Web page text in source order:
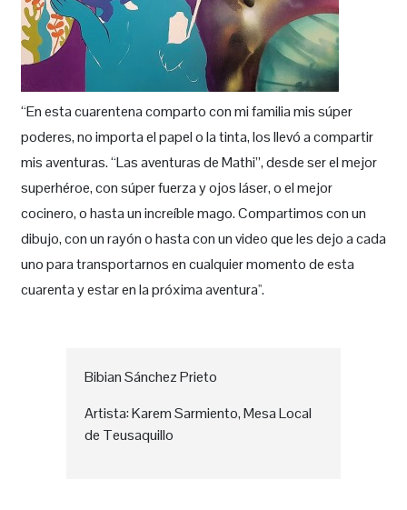
“En esta cuarentena comparto con mi familia mis súper
poderes, no importa el papel o la tinta, los llevó a compartir
mis aventuras. “Las aventuras de Mathi”, desde ser el mejor
superhéroe, con súper fuerza y ojos láser, o el mejor
cocinero, o hasta un increíble mago. Compartimos con un
dibujo, con un rayón o hasta con un video que les dejo a cada
uno para transportarnos en cualquier momento de esta
cuarenta y estar en la próxima aventura''.
Bibian Sánchez Prieto
Artista: Karem Sarmiento, Mesa Local
de Teusaquillo